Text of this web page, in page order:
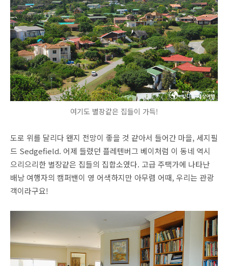
여기도 별장같은 집들이 가득!
도로 위를 달리다 왠지 전망이 좋을 것 같아서 들어간 마을, 세지필
드 Sedgefield. 어제 들렸던 플레텐버그 베이처럼 이 동네 역시
으리으리한 별장같은 집들의 집합소였다. 고급 주택가에 나타난
배낭 여행자의 캠퍼밴이 영 어색하지만 아무렴 어때, 우리는 관광
객이라구요!